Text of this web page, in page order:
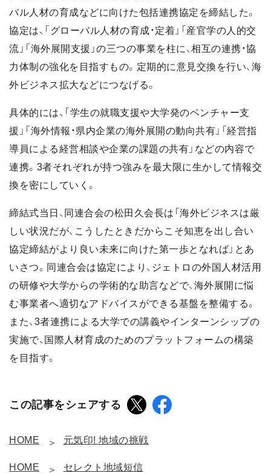
バル人材の育成などに向けた包括連携協定を締結した。
協定は、「グローバル人材の育成・定着」「産官学の人的交
流」「海外展開支援」の三つの事業を柱に、相互の連携・協
力体制の強化を目指すもの。定期的に意見交換を行い、海
外ビジネス拡大などにつなげる。
具体的には、「学生の就職支援や大学発のベンチャー支
援」「海外情報・県内企業の海外展開の動向共有」「経営指
導員による経営相談や企業の課題の共有」などの内容で
連携。3者それぞれが持つ強みを最大限に生かして情報交
換を密にしていく。
締結式当日、同連合会の松田久会長は「海外ビジネスは厳
しい状況だが、こうしたときだからこそ知恵を出し合い
協定締結がより良い未来に向けた第一歩となれば」とあ
いさつ。同連合会は協定により、ジェトロの外国人材活用
の研修や大学からの学術的な助言などで、海外展開に悩
む事業者へ適切なアドバイスができる基盤を整備する。
また、3者連携による大学での講義やインターンシップの
実施で、国際人材育成のためのプラットフォームの構築
を目指す。
この記事をシェアする
HOME 元気印! 地域の挑戦
HOME セレクト地域短信